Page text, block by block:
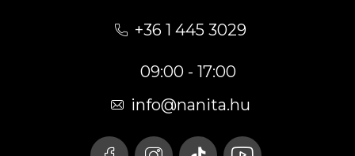
+36 1 445 3029
09:00 - 17:00
info@nanita.hu